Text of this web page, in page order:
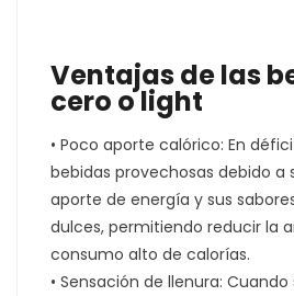
Ventajas de las
cero o light
• Poco aporte calórico: En
bebidas provechosas debido a
aporte de energía y sus
dulces, permitiendo reducir la
consumo alto de calorías.
• Sensación de llenura: